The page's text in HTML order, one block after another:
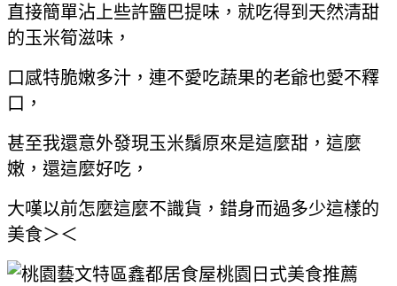
直接簡單沾上些許鹽巴提味，就吃得到天然清甜
的玉米筍滋味，
口感特脆嫩多汁，連不愛吃蔬果的老爺也愛不釋
口，
甚至我還意外發現玉米鬚原來是這麼甜，這麼
嫩，還這麼好吃，
大嘆以前怎麼這麼不識貨，錯身而過多少這樣的
美食＞＜